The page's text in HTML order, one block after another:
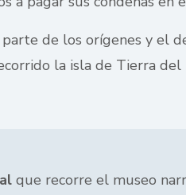
de los orígenes y el
la isla de Tierra
que recorre el museo